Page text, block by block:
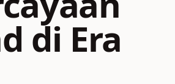
di Era